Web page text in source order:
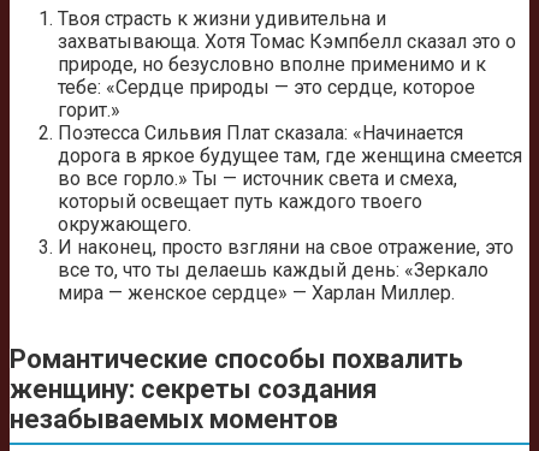
Твоя страсть к жизни удивительна и
захватывающа. Хотя Томас Кэмпбелл сказал это о
природе, но безусловно вполне применимо и к
тебе: «Сердце природы — это сердце, которое
горит.»
Поэтесса Сильвия Плат сказала: «Начинается
дорога в яркое будущее там, где женщина смеется
во все горло.» Ты — источник света и смеха,
который освещает путь каждого твоего
окружающего.
И наконец, просто взгляни на свое отражение, это
все то, что ты делаешь каждый день: «Зеркало
мира — женское сердце» — Харлан Миллер.
Романтические способы похвалить
женщину: секреты создания
незабываемых моментов